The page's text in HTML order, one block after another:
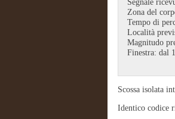
Segnale
Zona del
Tempo di
Località
Magnitudo
Finestra: dal
Scossa isolata
Identico codice